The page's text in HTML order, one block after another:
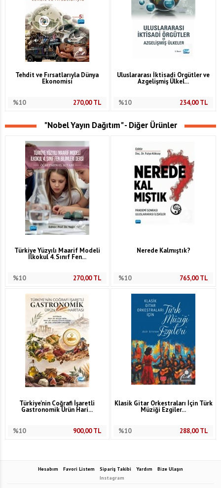
Tehdit ve Fırsatlarıyla Dünya
Ekonomisi
%10 270,00TL
Uluslararası İktisadi Örgütler ve
Azgelişmiş Ülkel...
%10 234,00TL
"Nobel Yayın Dağıtım" - Diğer Ürünler
Türkiye Yüzyılı Maarif Modeli
İlkokul 4. Sınıf Fen...
%10 270,00TL
Nerede Kalmıştık?
%10 765,00TL
Türkiye'nin Coğrafi İşaretli
Gastronomik Ürün Hari...
%10 900,00TL
Klasik Gitar Orkestraları İçin Türk
Müziği Ezgiler...
%10 288,00TL
Hesabım Favori Listem Sipariş Takibi Yardım
Bize Ulaşın
Instagram